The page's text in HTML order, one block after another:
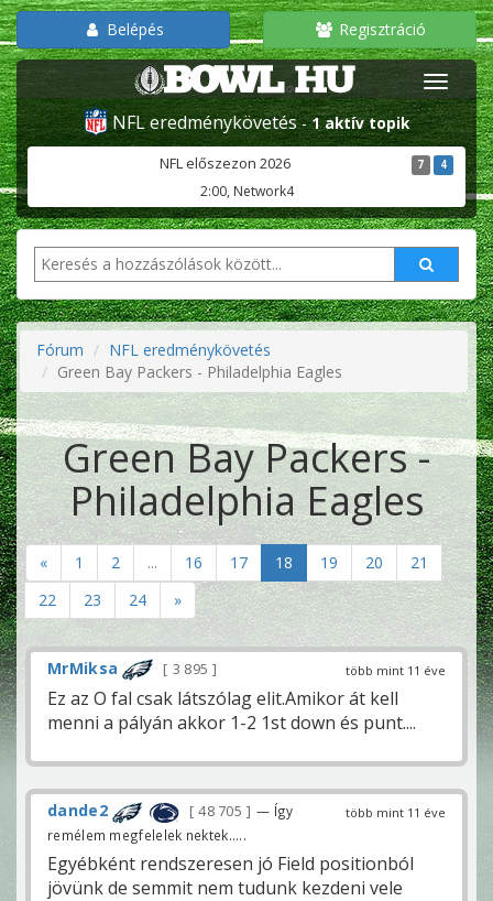
Belépés Regisztráció
NFL eredménykövetés -1 aktív topik
NFL előszezon 2026 7 4
2:00, Network4
Fórum
NFL eredménykövetés
Green Bay Packers - Philadelphia Eagles
Green Bay Packers -
Philadelphia Eagles
« 1 2 ... 16 17 18 19 20
21
22
23 24 »
több mint 11 éve
MrMiksa 3 895
Ez az O fal csak látszólag elit.Amikor át kell
menni a pályán akkor 1-2 1st down és punt....
több mint 11 éve
dande2 48 705
— Így
remélem megfelelek nektek.....
Egyébként rendszeresen jó Field positionból
jövünk de semmit nem tudunk kezdeni vele